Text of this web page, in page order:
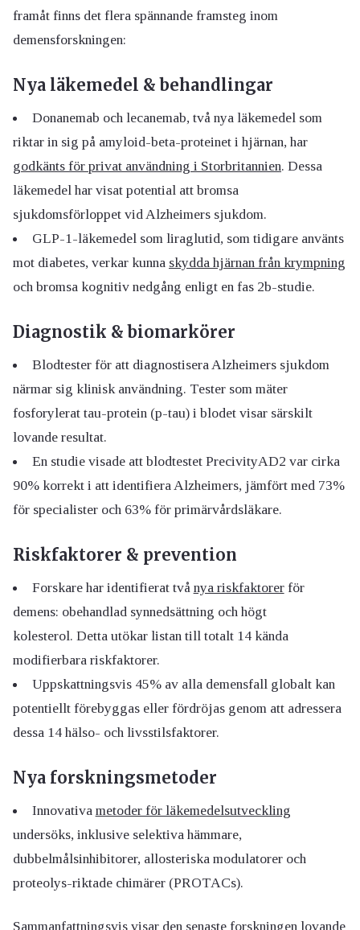
framåt finns det flera spännande framsteg inom
demensforskningen:
Nya läkemedel & behandlingar
Donanemab och lecanemab, två nya läkemedel som
riktar in sig på amyloid-beta-proteinet i hjärnan, har
godkänts för privat användning i Storbritannien. Dessa
läkemedel har visat potential att bromsa
sjukdomsförloppet vid Alzheimers sjukdom.
GLP-1-läkemedel som liraglutid, som tidigare använts
mot diabetes, verkar kunna skydda hjärnan från krympning
och bromsa kognitiv nedgång enligt en fas 2b-studie.
Diagnostik & biomarkörer
Blodtester för att diagnostisera Alzheimers sjukdom
närmar sig klinisk användning. Tester som mäter
fosforylerat tau-protein (p-tau) i blodet visar särskilt
lovande resultat.
En studie visade att blodtestet PrecivityAD2 var cirka
90% korrekt i att identifiera Alzheimers, jämfört med 73%
för specialister och 63% för primärvårdsläkare.
Riskfaktorer & prevention
Forskare har identifierat två nya riskfaktorerför
demens: obehandlad synnedsättning och högt
kolesterol. Detta utökar listan till totalt 14 kända
modifierbara riskfaktorer.
Uppskattningsvis 45% av alla demensfall globalt kan
potentiellt förebyggas eller fördröjas genom att adressera
dessa 14 hälso- och livsstilsfaktorer.
Nya forskningsmetoder
Innovativa metoder för läkemedelsutveckling
undersöks, inklusive selektiva hämmare,
dubbelmålsinhibitorer, allosteriska modulatorer och
proteolys-riktade chimärer (PROTACs).
Sammanfattningsvis visar den senaste forskningen lovande